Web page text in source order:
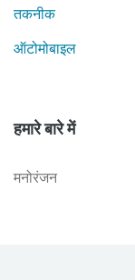
तकनीक
ऑटोमोबाइल
हमारे बारे में
मनोरंजन